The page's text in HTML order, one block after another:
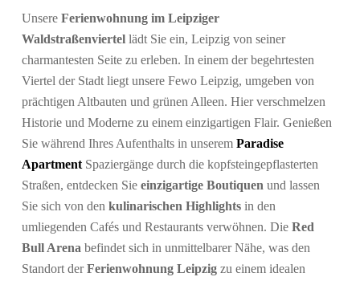
Unsere Ferienwohnung im Leipziger
Waldstraßenviertel lädt Sie ein, Leipzig von seiner
charmantesten Seite zu erleben. In einem der begehrtesten
Viertel der Stadt liegt unsere Fewo Leipzig, umgeben von
prächtigen Altbauten und grünen Alleen. Hier verschmelzen
Historie und Moderne zu einem einzigartigen Flair. Genießen
Sie während Ihres Aufenthalts in unserem Paradise
Apartment Spaziergänge durch die kopfsteingepflasterten
Straßen, entdecken Sie einzigartige Boutiquen und lassen
Sie sich von den kulinarischen Highlightsin den
umliegenden Cafés und Restaurants verwöhnen. Die Red
Bull Arena befindet sich in unmittelbarer Nähe, was den
Standort derFerienwohnung Leipzigzu einem idealen